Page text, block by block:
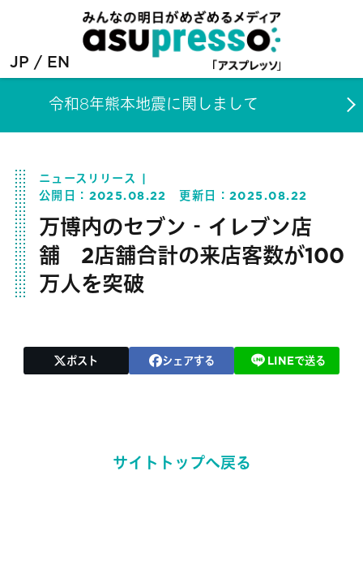
JP EN
令和8年熊本地震に関しまして
ニュースリリース
公開日： 2025.08.22 更新日：2025.08.22
万博内のセブン‐イレブン店
舗 2店舗合計の来店客数が100
万人を突破
ポスト シェアする LINEで送る
サイトトップへ戻る